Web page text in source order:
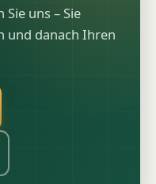
uns – Sie
und danach Ihren